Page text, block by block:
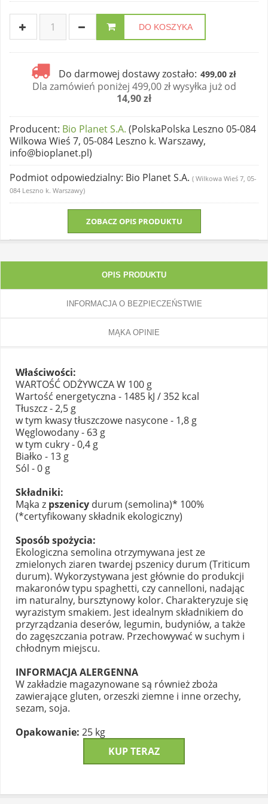
DO KOSZYKA
Do darmowej dostawy zostało: 499,00 zł
Dla zamówień poniżej 499,00 zł wysyłka już od
14,90 zł
Producent: Bio Planet S.A. (PolskaPolska Leszno 05-084
Wilkowa Wieś 7, 05-084 Leszno k. Warszawy,
info@bioplanet.pl)
Podmiot odpowiedzialny: Bio Planet S.A. ( Wilkowa Wieś 7, 05-
084 Leszno k. Warszawy)
ZOBACZ OPIS PRODUKTU
OPIS PRODUKTU
INFORMACJA O BEZPIECZEŃSTWIE
MĄKA OPINIE
Właściwości:
WARTOŚĆ ODŻYWCZA W 100 g
Wartość energetyczna - 1485 kJ / 352 kcal
Tłuszcz - 2,5 g
w tym kwasy tłuszczowe nasycone - 1,8 g
Węglowodany - 63 g
w tym cukry - 0,4 g
Białko - 13 g
Sól - 0 g
Składniki:
Mąka z pszenicy durum (semolina)* 100%
(*certyfikowany składnik ekologiczny)
Sposób spożycia:
Ekologiczna semolina otrzymywana jest ze
zmielonych ziaren twardej pszenicy durum (Triticum
durum). Wykorzystywana jest głównie do produkcji
makaronów typu spaghetti, czy cannelloni, nadając
im naturalny, bursztynowy kolor. Charakteryzuje się
wyrazistym smakiem. Jest idealnym składnikiem do
przyrządzania deserów, legumin, budyniów, a także
do zagęszczania potraw. Przechowywać w suchym i
chłodnym miejscu.
INFORMACJA ALERGENNA
W zakładzie magazynowane są również zboża
zawierające gluten, orzeszki ziemne i inne orzechy,
sezam, soja.
Opakowanie: 25 kg
KUP TERAZ